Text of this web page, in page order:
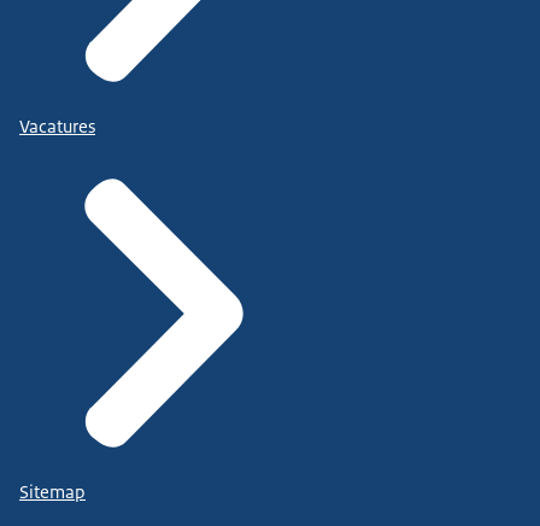
Vacatures
Sitemap